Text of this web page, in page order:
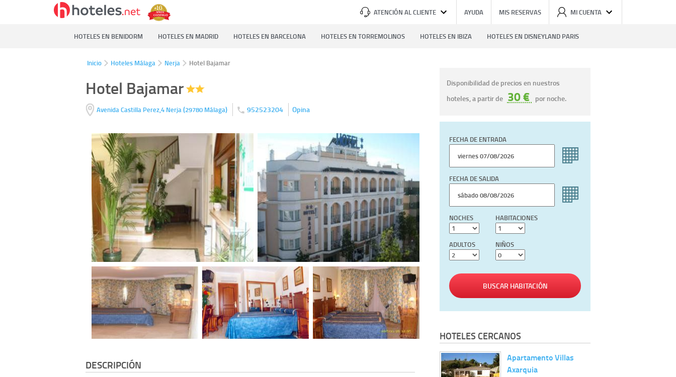
ATENCIÓN AL CLIENTE AYUDA MIS RESERVAS MI CUENTA
HOTELES EN BENIDORM HOTELES EN MADRID HOTELES EN BARCELONA HOTELES EN TORREMOLINOS HOTELES EN IBIZA HOTELES EN DISNEYLAND PARIS
Inicio Hoteles Málaga Nerja Hotel Bajamar
Hotel Bajamar
Avenida Castilla Perez,4 Nerja(29780 Málaga) 952523204 Opina
DESCRIPCIÓN
Disponibilidad de precios en nuestros
hoteles, a partir de 30 € por noche.
FECHA DE ENTRADA
FECHA DE SALIDA
NOCHES HABITACIONES
ADULTOS NIÑOS
BUSCAR HABITACIÓN
HOTELES CERCANOS
Apartamento Villas
Axarquia